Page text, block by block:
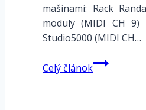
mašinami: Rack
moduly (MIDI CH
Studio5000 (MIDI CH…
Celý článokRack
Randal